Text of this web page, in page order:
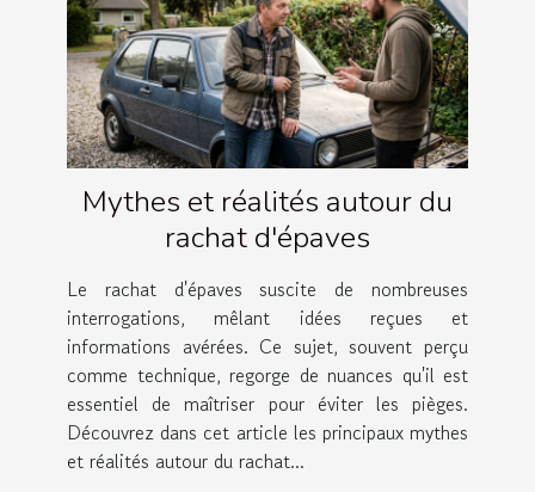
Mythes et réalités autour du
rachat d'épaves
Le rachat d'épaves suscite de nombreuses
interrogations, mêlant idées reçues et
informations avérées. Ce sujet, souvent perçu
comme technique, regorge de nuances qu'il est
essentiel de maîtriser pour éviter les pièges.
Découvrez dans cet article les principaux mythes
et réalités autour du rachat...